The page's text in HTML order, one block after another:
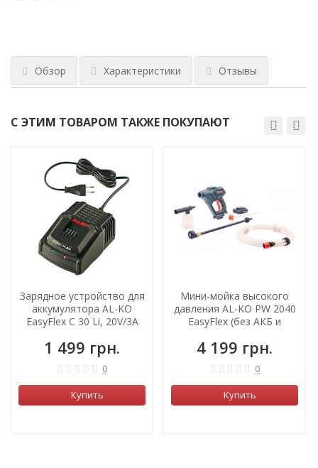
Обзор Характеристики Отзывы
С ЭТИМ ТОВАРОМ ТАКЖЕ ПОКУПАЮТ
Зарядное устройство для
аккумулятора AL-KO
EasyFlex C 30 Li, 20V/3A
1 499 грн.
0
Купить
Мини-мойка высокого
давления AL-KO PW 2040
EasyFlex (без АКБ и
4 199 грн.
0
Купить